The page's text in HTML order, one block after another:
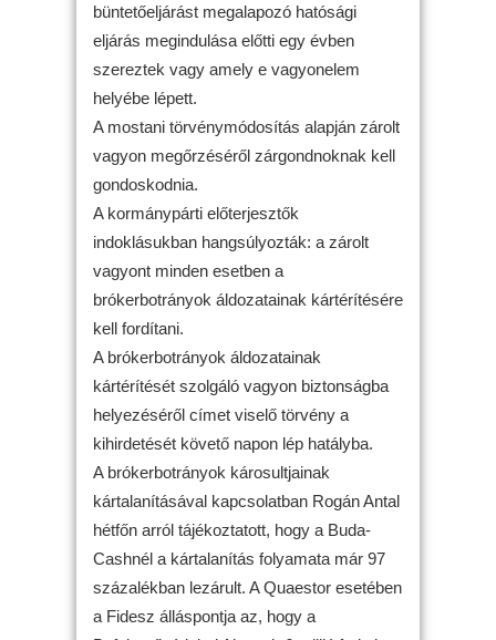
büntetőeljárást megalapozó hatósági
eljárás megindulása előtti egy évben
szereztek vagy amely e vagyonelem
helyébe lépett.
A mostani törvénymódosítás alapján zárolt
vagyon megőrzéséről zárgondnoknak kell
gondoskodnia.
A kormánypárti előterjesztők
indoklásukban hangsúlyozták: a zárolt
vagyont minden esetben a
brókerbotrányok áldozatainak kártérítésére
kell fordítani.
A brókerbotrányok áldozatainak
kártérítését szolgáló vagyon biztonságba
helyezéséről címet viselő törvény a
kihirdetését követő napon lép hatályba.
A brókerbotrányok károsultjainak
kártalanításával kapcsolatban Rogán Antal
hétfőn arról tájékoztatott, hogy a Buda-
Cashnél a kártalanítás folyamata már 97
százalékban lezárult. A Quaestor esetében
a Fidesz álláspontja az, hogy a